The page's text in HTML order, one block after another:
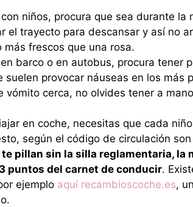
niños, procura que sea durante la
el trayecto para descansar y así no
frescos que una rosa.
barco o en autobus, procura tener
provocar náuseas en los más
vómito cerca, no olvides tener a
en coche, necesitas que cada
según el código de circulación
te pillan sin la silla reglamentaria, la
puntos del carnet de conducir.
ejemplo aquí recambioscoche.es,